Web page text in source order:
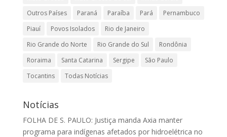
Outros Países
Paraná Paraíba Pará
Pernambuco
Piauí
Povos Isolados
Rio de Janeiro
Rio Grande do Norte
Rio Grande do Sul
Rondônia
Roraima
Santa Catarina Sergipe
São Paulo
Tocantins
Todas Notícias
Notícias
FOLHA DE S. PAULO: Justiça manda Axia manter
programa para indígenas afetados por hidroelétrica no